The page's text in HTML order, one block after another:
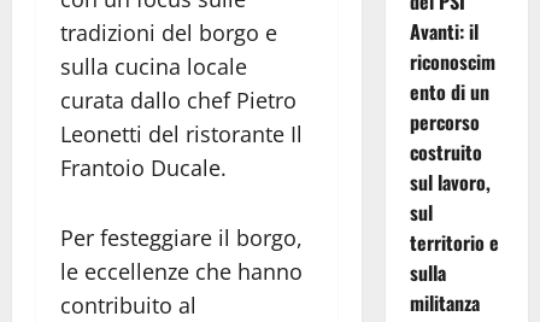
tradizioni del borgo e
sulla cucina locale
curata dallo chef Pietro
Leonetti del ristorante Il
Frantoio Ducale.
Per festeggiare il borgo,
le eccellenze che hanno
contribuito al
Avanti: il
riconoscim
ento di un
percorso
costruito
sul lavoro,
sul
territorio e
sulla
militanza